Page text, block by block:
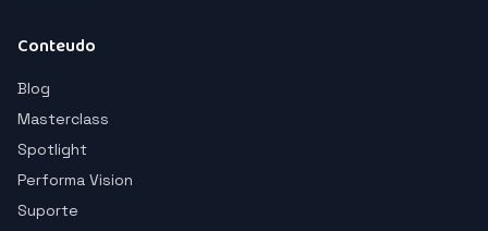
Conteudo
Blog
Masterclass
Spotlight
Performa Vision
Suporte